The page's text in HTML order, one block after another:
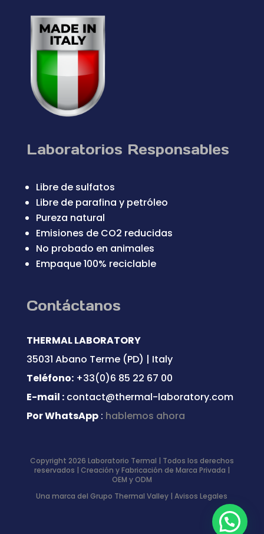
Laboratorios Responsables
Libre de sulfatos
Libre de parafina y petróleo
Pureza natural
Emisiones de CO2 reducidas
No probado en animales
Empaque 100% reciclable
Contáctanos
THERMAL LABORATORY
35031 Abano Terme (PD) | Italy
Teléfono:+33(0)6 85 22 67 00
E-mail : contact@thermal-laboratory.com
Por WhatsApp: hablemos ahora
Copyright 2026 Laboratorio Termal | Todos los derechos
reservados | Creación y Fabricación de Marca Privada |
OEM y ODM
Una marca del Grupo Thermal Valley |Avisos Legales